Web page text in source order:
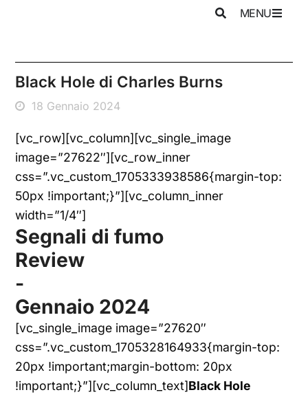
MENU
Black Hole di Charles Burns
18 Gennaio 2024
[vc_row][vc_column][vc_single_image
image=”27622″][vc_row_inner
css=”.vc_custom_1705333938586{margin-top:
50px !important;}”][vc_column_inner
width=”1/4″]
Segnali di fumo
Review
-
Gennaio 2024
[vc_single_image image=”27620″
css=”.vc_custom_1705328164933{margin-top:
20px !important;margin-bottom: 20px
!important;}”][vc_column_text]Black Hole